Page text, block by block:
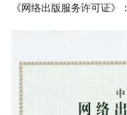
《网络出版服务许可证》：